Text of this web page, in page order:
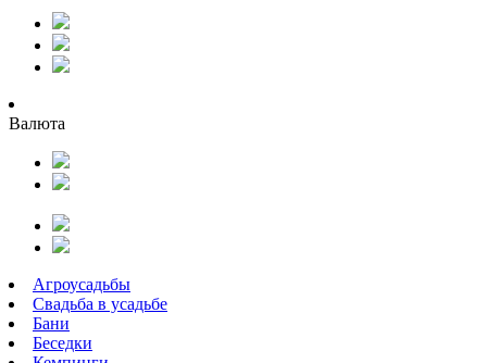
Валюта
Агроусадьбы
Свадьба в усадьбе
Бани
Беседки